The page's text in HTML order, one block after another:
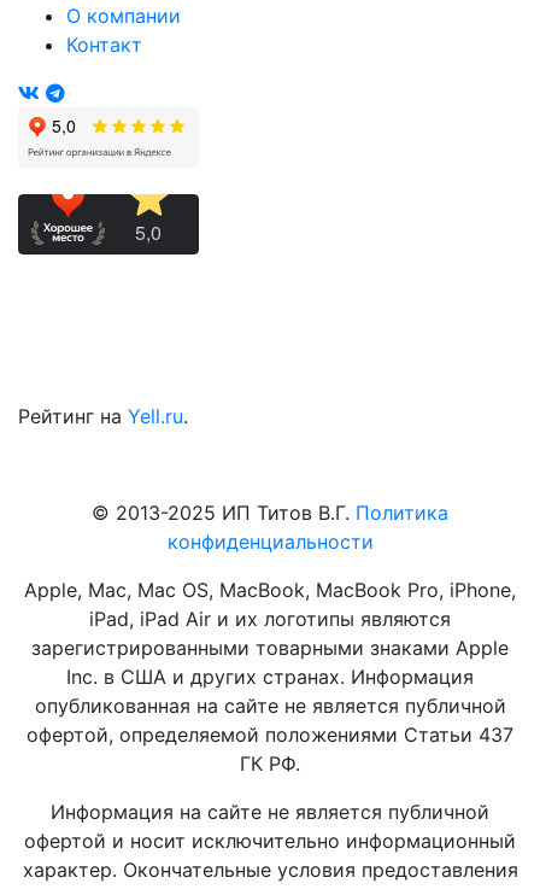
О компании
Контакт
Рейтинг на Yell.ru.
© 2013-2025 ИП Титов В.Г. Политика
конфиденциальности
Apple, Mac, Mac OS, MacBook, MacBook Pro, iPhone,
iPad, iPad Air и их логотипы являются
зарегистрированными товарными знаками Apple
Inc. в США и других странах. Информация
опубликованная на сайте не является публичной
офертой, определяемой положениями Статьи 437
ГК РФ.
Информация на сайте не является публичной
офертой и носит исключительно информационный
характер. Окончательные условия предоставления